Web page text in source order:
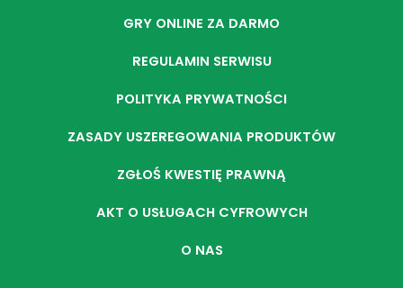
GRY ONLINE ZA DARMO
REGULAMIN SERWISU
POLITYKA PRYWATNOŚCI
ZASADY USZEREGOWANIA PRODUKTÓW
ZGŁOŚ KWESTIĘ PRAWNĄ
AKT O USŁUGACH CYFROWYCH
O NAS